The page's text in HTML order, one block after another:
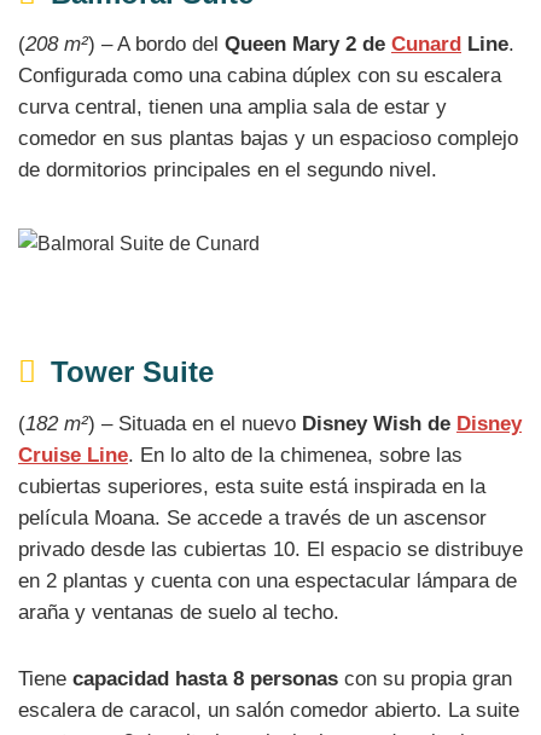
(208 m²) – A bordo del Queen Mary 2 de Cunard Line.
Configurada como una cabina dúplex con su escalera
curva central, tienen una amplia sala de estar y
comedor en sus plantas bajas y un espacioso complejo
de dormitorios principales en el segundo nivel.
Tower Suite
(182 m²) – Situada en el nuevo Disney Wish de Disney
Cruise Line. En lo alto de la chimenea, sobre las
cubiertas superiores, esta suite está inspirada en la
película Moana. Se accede a través de un ascensor
privado desde las cubiertas 10. El espacio se distribuye
en 2 plantas y cuenta con una espectacular lámpara de
araña y ventanas de suelo al techo.
Tiene capacidad hasta 8 personas con su propia gran
escalera de caracol, un salón comedor abierto. La suite